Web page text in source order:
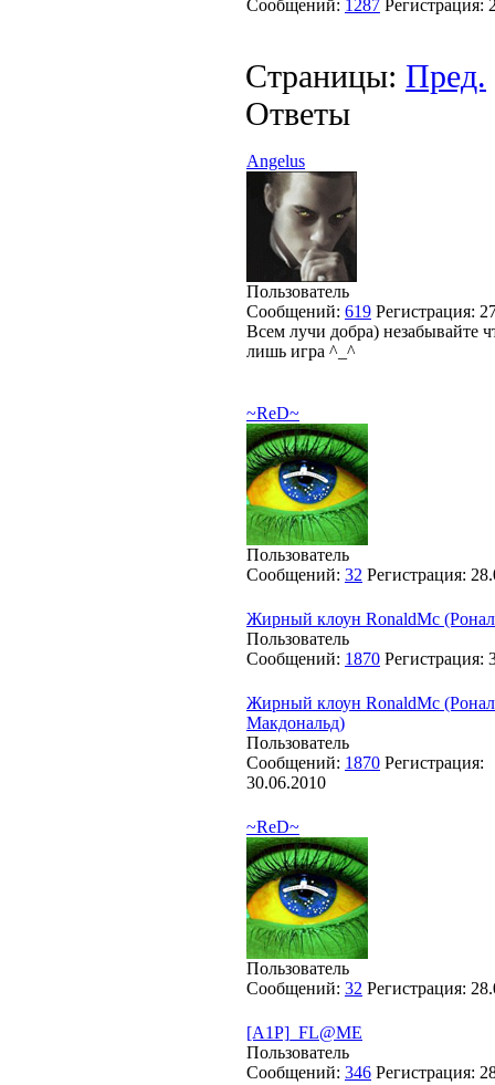
Сообщений: 1287 Регистрация:
Страницы: Пред.
Ответы
Angelus
Пользователь
Сообщений: 619 Регистрация:
Всем лучи добра) незабывайте
лишь игра ^_^
~ReD~
Пользователь
Сообщений: 32 Регистрация:
Жирный клоун RonaldMc
Пользователь
Сообщений: 1870 Регистрация:
Жирный клоун RonaldMc
Макдональд)
Пользователь
Сообщений: 1870 Регистрация:
30.06.2010
~ReD~
Пользователь
Сообщений: 32 Регистрация:
[A1P]_FL@ME
Пользователь
Сообщений: 346 Регистрация: